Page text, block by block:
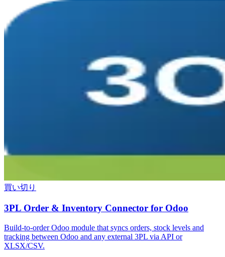
買い切り
3PL Order & Inventory Connector for Odoo
Build-to-order Odoo module that syncs orders, stock levels and
tracking between Odoo and any external 3PL via API or
XLSX/CSV.